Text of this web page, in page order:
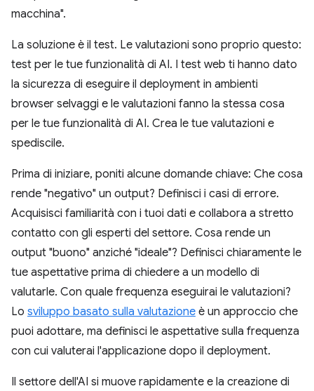
macchina".
La soluzione è il test. Le valutazioni sono proprio questo:
test per le tue funzionalità di AI. I test web ti hanno dato
la sicurezza di eseguire il deployment in ambienti
browser selvaggi e le valutazioni fanno la stessa cosa
per le tue funzionalità di AI. Crea le tue valutazioni e
spediscile.
Prima di iniziare, poniti alcune domande chiave: Che cosa
rende "negativo" un output? Definisci i casi di errore.
Acquisisci familiarità con i tuoi dati e collabora a stretto
contatto con gli esperti del settore. Cosa rende un
output "buono" anziché "ideale"? Definisci chiaramente le
tue aspettative prima di chiedere a un modello di
valutarle. Con quale frequenza eseguirai le valutazioni?
Lo sviluppo basato sulla valutazione è un approccio che
puoi adottare, ma definisci le aspettative sulla frequenza
con cui valuterai l'applicazione dopo il deployment.
Il settore dell'AI si muove rapidamente e la creazione di